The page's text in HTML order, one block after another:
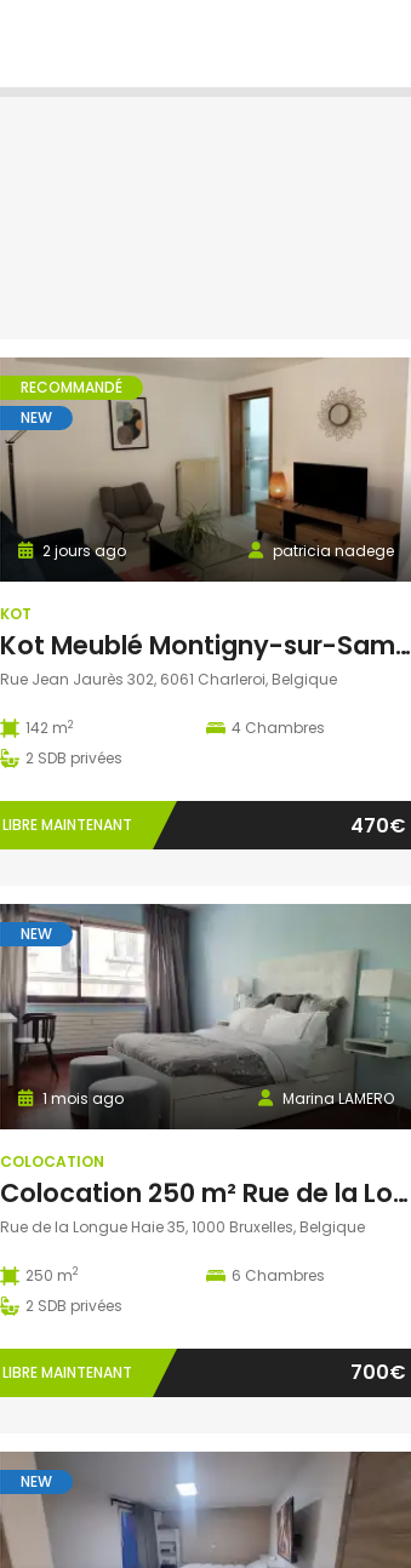
RECOMMANDÉ
NEW
patricia nadege
2 jours ago
KOT
Kot Meublé Montigny-sur-Sambre
Rue Jean Jaurès 302, 6061 Charleroi, Belgique
142 m2 4 Chambres
2 SDB privées
LIBRE MAINTENANT 470€
NEW
Marina LAMERO
1 mois ago
COLOCATION
Colocation 250 m² Rue de la Longue Haie, Bruxelles, Belgique
Rue de la Longue Haie 35, 1000 Bruxelles, Belgique
250 m2 6 Chambres
2 SDB privées
LIBRE MAINTENANT 700€
NEW